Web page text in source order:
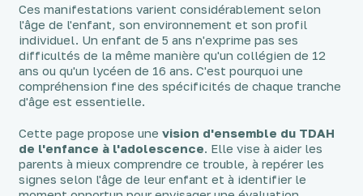
Ces manifestations varient considérablement selon
l'âge de l'enfant, son environnement et son profil
individuel. Un enfant de 5 ans n'exprime pas ses
difficultés de la même manière qu'un collégien de 12
ans ou qu'un lycéen de 16 ans. C'est pourquoi une
compréhension fine des spécificités de chaque tranche
d'âge est essentielle.
Cette page propose une vision d'ensemble du TDAH
de l'enfance à l'adolescence . Elle vise à aider les
parents à mieux comprendre ce trouble, à repérer les
signes selon l'âge de leur enfant et à identifier le